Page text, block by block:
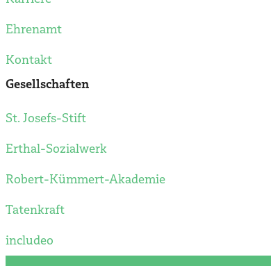
Ehrenamt
Kontakt
Gesellschaften
St. Josefs-Stift
Erthal-Sozialwerk
Robert-Kümmert-Akademie
Tatenkraft
includeo